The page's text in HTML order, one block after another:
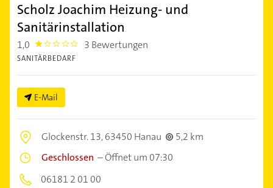
Scholz Joachim Heizung- und
Sanitärinstallation
1,0 1.0 3 Bewertungen
SANITÄRBEDARF
E-Mail
Glockenstr. 13,63450 Hanau
5,2 km
Geschlossen –Öffnet um 07:30
06181 2 01 00